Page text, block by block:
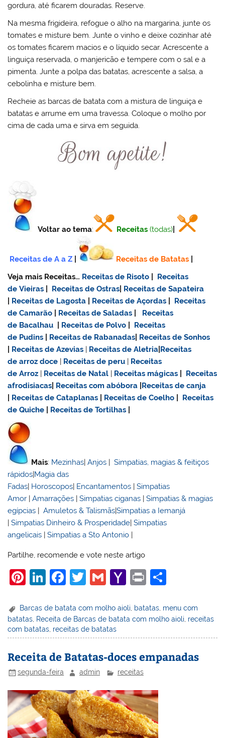
gordura, até ficarem douradas. Reserve.
Na mesma frigideira, refogue o alho na margarina, junte os
tomates e misture bem. Junte o vinho e deixe cozinhar até
os tomates ficarem macios e o líquido secar. Acrescente a
linguiça reservada, o manjericão e tempere com o sal e a
pimenta. Junte a polpa das batatas, acrescente a salsa, a
cebolinha e misture bem.
Recheie as barcas de batata com a mistura de linguiça e
batatas e arrume em uma travessa. Coloque o molho por
cima de cada uma e sirva em seguida.
Voltar ao tema: Receitas (todas)
Receitas de A a Z Receitas de Batatas
Veja mais Receitas… Receitas de Risoto
Receitas
de Vieiras
Receitas de Ostras Receitas de Sapateira
Receitas de Lagosta Receitas de Açordas
Receitas
de Camarão
Receitas de Saladas
Receitas
de Bacalhau
Receitas de Polvo
Receitas
de Pudins
Receitas de Rabanadas Receitas de Sonhos
Receitas de Azevias | Receitas de Aletria Receitas
dearroz doce | Receitas de peru | Receitas
de Arroz | Receitas de Natal | Receitas mágicas
Receitas
afrodisiacas Receitas com abóbora Receitas de canja
Receitas de Cataplanas Receitas de Coelho
Receitas
de Quiche
Receitas de Tortilhas
Mais: Mezinhas |Anjos |Simpatias, magias & feitiços
rápidos Magia das
Fadas Horoscopos Encantamentos |Simpatias
Amor |Amarrações |Simpatias ciganas |Simpatias & magias
egípcias |Amuletos & Talismãs|Simpatias a Iemanjá
|Simpatias Dinheiro & Prosperidade |Simpatias
angelicais |Simpatias a Sto Antonio
Partilhe, recomende e vote neste artigo
Pi
er
e
st
Li
k
e
dI
n
F
c
e
b
o
o
k
T
itt
er
G
ai
l
Y
h
o
o
M
ai
l
Pr
t
ar
e
Barcas de batata com molho aioli batatas menu com
batatas Receita de Barcas de batata com molho aioli receitas
com batatas receitas de batatas
Receita de Batatas-doces empanadas
segunda-feira admin receitas